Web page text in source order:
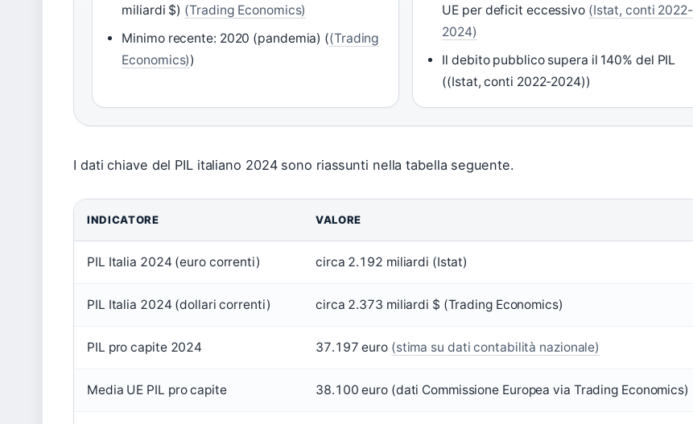
miliardi $) (Trading Economics)
Minimo recente: 2020 (pandemia) ((Trading
Economics))
UE per deficit eccessivo (Istat, conti 2022-
2024)
Il debito pubblico supera il 140% del PIL
((Istat, conti 2022-2024))
I dati chiave del PIL italiano 2024 sono riassunti nella tabella seguente.
INDICATORE VALORE
PIL Italia 2024 (euro correnti) circa 2.192 miliardi (Istat)
PIL Italia 2024 (dollari correnti) circa 2.373 miliardi $ (Trading Economics)
PIL pro capite 2024 37.197 euro (stima su dati contabilità nazionale)
Media UE PIL pro capite 38.100 euro (dati Commissione Europea via Trading Economics)